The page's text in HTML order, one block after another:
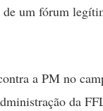
de um fórum
a PM no
da